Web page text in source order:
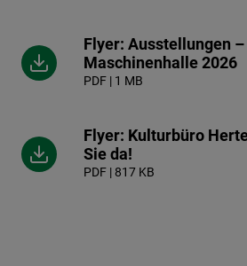
Flyer: Ausstellungen
Maschinenhalle 2026
PDF | 1 MB
Flyer: Kulturbüro
Sie da!
PDF | 817 KB